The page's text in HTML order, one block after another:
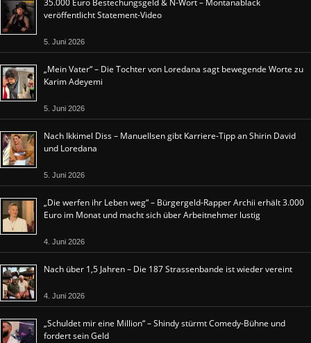
35.000 Euro Bestechungsgeld & N-Wort – Montanablack
veröffentlicht Statement-Video
5. Juni 2026
„Mein Vater“ – Die Tochter von Loredana sagt bewegende Worte zu
Karim Adeyemi
5. Juni 2026
Nach Ikkimel Diss – Manuellsen gibt Karriere-Tipp an Shirin David
und Loredana
5. Juni 2026
„Die werfen ihr Leben weg“ – Bürgergeld-Rapper Archii erhält 3.000
Euro im Monat und macht sich über Arbeitnehmer lustig
4. Juni 2026
Nach über 1,5 Jahren – Die 187 Strassenbande ist wieder vereint
4. Juni 2026
„Schuldet mir eine Million“ – Shindy stürmt Comedy-Bühne und
fordert sein Geld